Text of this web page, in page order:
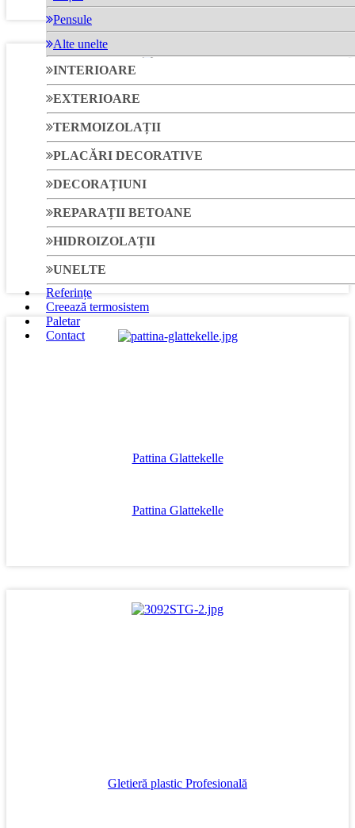
Pensule
Alte unelte
INTERIOARE
EXTERIOARE
TERMOIZOLAȚII
PLACĂRI DECORATIVE
DECORAȚIUNI
REPARAȚII BETOANE
HIDROIZOLAȚII
UNELTE
Referințe
Creează termosistem
Paletar
Contact
Gletieră metalică Standard
Pattina Glattekelle
Pattina Glattekelle
Gletieră plastic Profesională